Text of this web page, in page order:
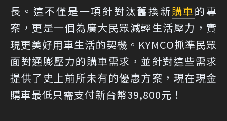
長。這不僅是一項針對汰舊換新購車的專
案，更是一個為廣大民眾減輕生活壓力，實
現更美好用車生活的契機。KYMCO抓準民眾
面對通膨壓力的購車需求，並針對這些需求
提供了史上前所未有的優惠方案，現在現金
購車最低只需支付新台幣39,800元！